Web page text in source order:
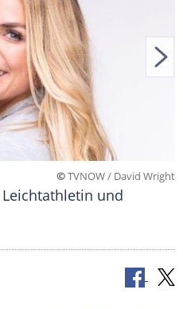
©TVNOW / David Wright
und